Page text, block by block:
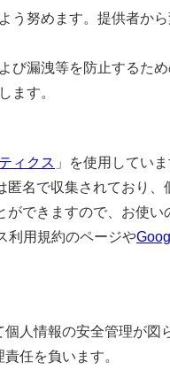
う努めます。提供者か
び漏洩等を防止するた
ます。
ィクス 」を使用してい
名で収集されており
できますので、お使い
利用規約のページや
人情報の安全管理が図
任を負います。